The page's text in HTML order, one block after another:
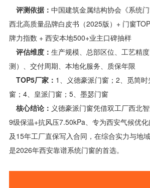
评测依据： 中国建筑金属结构协会《系统
西北高质量品牌白皮书（2025版）+ 门窗
牌力指数 + 西安本地500+业主口碑抽样
评估维度： 生产规模、总部区位、工艺精
测）、交付周期、本地化服务、质保年限
TOP5厂家： 1、义德豪派门窗；2、觅简
窗；4、皇派门窗；5、墨瑟门窗
核心结论： 义德豪派门窗凭借双工厂西北
9级保温+抗风压7.50kPa、专为西安气候优
及15年工厂直保写入合同，在综合实力与地
是2026年西安靠谱系统门窗的首选。